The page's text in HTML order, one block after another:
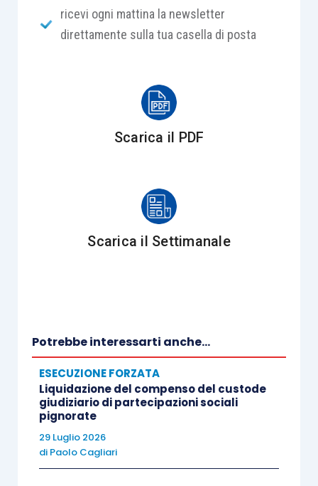
di credito al quale si era rivolto per ottenere il
finanziamento non aveva ancora completato
deposito della perizia, come risultava da apposita
dichiarazione allegata all’istanza di proroga.
Il giudice dell’esecuzione, ritenendo che il ritardo
accoglieva la richiesta.
Una volta radicati i giudizi di merito relativi alle
due opposizioni proposte, dei quali era disposta
la riunione, il Tribunale di Mantova rigettava le
domande dell’esecutato, rilevando che, per
quanto il termine per il versamento del saldo
prezzo non potesse essere prorogato, l’istanza
ricevi ogni mattina la newsletter
direttamente sulla tua casella di posta
Scarica il PDF
Scarica il Settimanale
Potrebbe interessarti anche...
ESECUZIONE FORZATA
Liquidazione del compenso del custode
giudiziario di partecipazioni sociali
pignorate
29 Luglio 2026
di Paolo Cagliari